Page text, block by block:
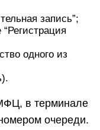
запись”;
одного из
в терминале
очереди.